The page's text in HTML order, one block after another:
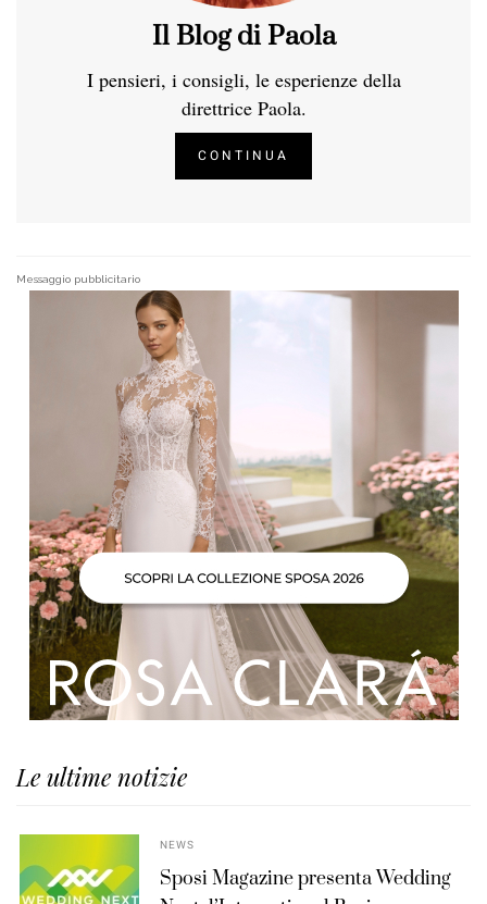
Il Blog di Paola
I pensieri, i consigli, le esperienze della
direttrice Paola.
CONTINUA
Messaggio pubblicitario
Le ultime notizie
NEWS
Sposi Magazine presenta Wedding